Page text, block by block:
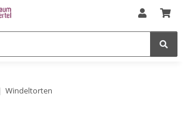
Windeltorten